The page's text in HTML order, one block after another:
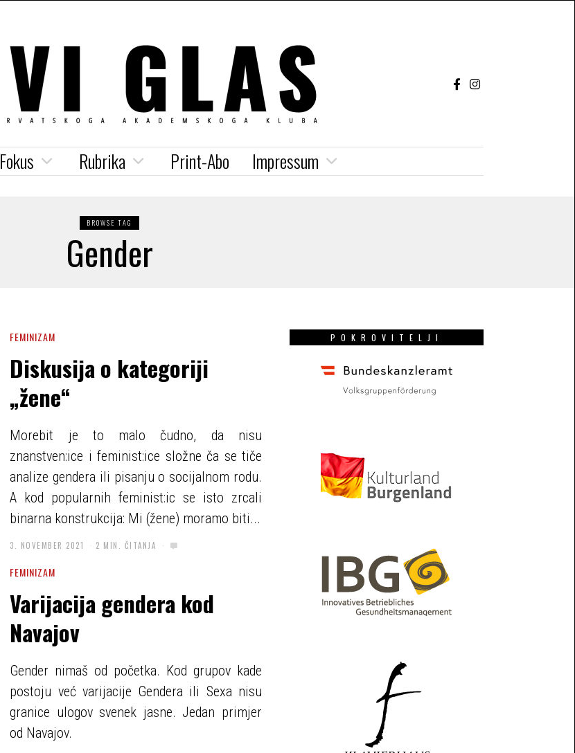
Fokus Rubrika Print-Abo Impressum
BROWSE TAG
Gender
FEMINIZAM
Diskusija o kategoriji
„žene“
Morebit je to malo čudno, da nisu
znanstven:ice i feminist:ice složne ča se tiče
analize gendera ili pisanju o socijalnom rodu.
A kod popularnih feminist:ic se isto zrcali
binarna konstrukcija: Mi (žene) moramo biti...
3. NOVEMBER 2021 2 MIN. ČITANJA
FEMINIZAM
Varijacija gendera kod
Navajov
Gender nimaš od početka. Kod grupov kade
postoju već varijacije Gendera ili Sexa nisu
granice ulogov svenek jasne. Jedan primjer
od Navajov.
POKROVITELJI